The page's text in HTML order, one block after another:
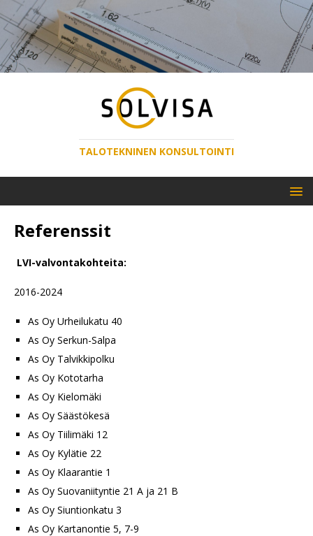
TALOTEKNINEN KONSULTOINTI
Referenssit
LVI-valvontakohteita:
2016-2024
As Oy Urheilukatu 40
As Oy Serkun-Salpa
As Oy Talvikkipolku
As Oy Kototarha
As Oy Kielomäki
As Oy Säästökesä
As Oy Tiilimäki 12
As Oy Kylätie 22
As Oy Klaarantie 1
As Oy Suovaniityntie 21 A ja 21 B
As Oy Siuntionkatu 3
As Oy Kartanontie 5, 7-9